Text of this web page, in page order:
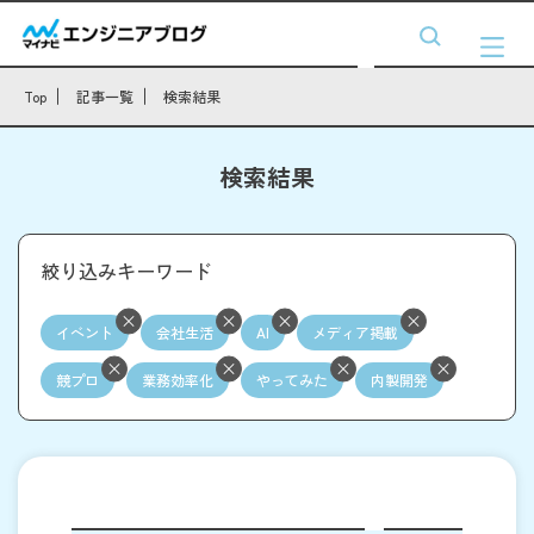
Top 記事一覧 検索結果
検索結果
絞り込みキーワード
イベント 会社生活 AI メディア掲載
競プロ 業務効率化 やってみた 内製開発